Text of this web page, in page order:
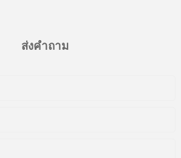
ส่งคำถาม